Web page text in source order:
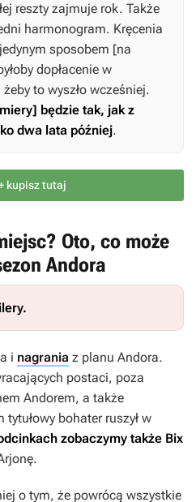
reszty zajmuje rok. Także
harmonogram. Kręcenia
sposobem [na
dopłacenie w
to wyszło wcześniej.
będzie tak, jak z
dwa lata później.
kupisz tutaj
Oto, co może
Andora
i nagrania z planu Andora.
postaci, poza
Andorem, a także
bohater ruszył w
zobaczymy także Bix
o tym, że powrócą wszystkie